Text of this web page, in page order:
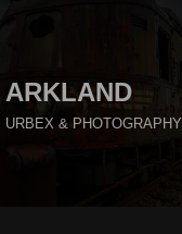
ARKLAND
URBEX & PHOTOGRAPHY